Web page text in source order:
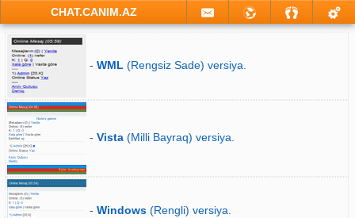
CHAT.CANIM.AZ
- WML (Rengsiz Sade) versiya.
- Vista (Milli Bayraq) versiya.
- Windows (Rengli) versiya.